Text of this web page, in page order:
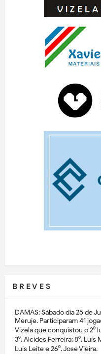
B R E V E S
DAMAS: Sábado dia 25 de
Meruje. Participaram 41
Vizela que conquistou o 2⁰
3⁰. Alcides Ferreira; 8⁰. Luís
Luís Leite e 26⁰. José Vieira.